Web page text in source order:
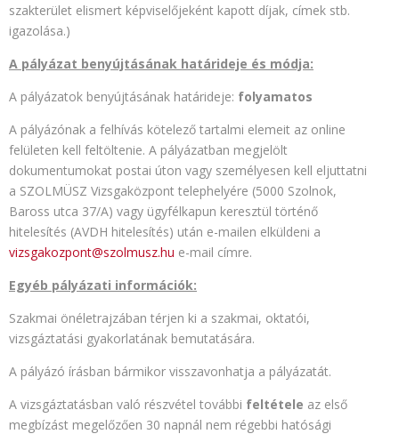
szakterület elismert képviselőjeként kapott díjak, címek stb.
igazolása.)
A pályázat benyújtásának határideje és módja:
A pályázatok benyújtásának határideje: folyamatos
A pályázónak a felhívás kötelező tartalmi elemeit az online
felületen kell feltöltenie. A pályázatban megjelölt
dokumentumokat postai úton vagy személyesen kell eljuttatni
a SZOLMÜSZ Vizsgaközpont telephelyére (5000 Szolnok,
Baross utca 37/A) vagy ügyfélkapun keresztül történő
hitelesítés (AVDH hitelesítés) után e-mailen elküldeni a
vizsgakozpont@szolmusz.hu e-mail címre.
Egyéb pályázati információk:
Szakmai önéletrajzában térjen ki a szakmai, oktatói,
vizsgáztatási gyakorlatának bemutatására.
A pályázó írásban bármikor visszavonhatja a pályázatát.
A vizsgáztatásban való részvétel további feltétele az első
megbízást megelőzően 30 napnál nem régebbi hatósági